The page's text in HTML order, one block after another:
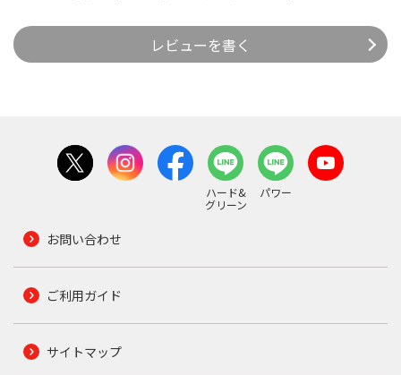
レビューを書く
ハード&
グリーン
パワー
お問い合わせ
ご利用ガイド
サイトマップ